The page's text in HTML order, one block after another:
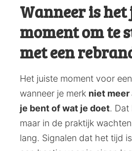
Wanneer is het
moment om te
met een
Het juiste moment voor
wanneer je merk niet meer
je bent of wat je doet. Dat
maar in de praktijk
lang. Signalen dat het tijd